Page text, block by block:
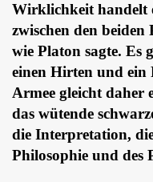
Wirklichkeit handelt
zwischen den beiden
wie Platon sagte. Es
einen Hirten und ein
Armee gleicht daher
das wütende
die Interpretation,
Philosophie und des